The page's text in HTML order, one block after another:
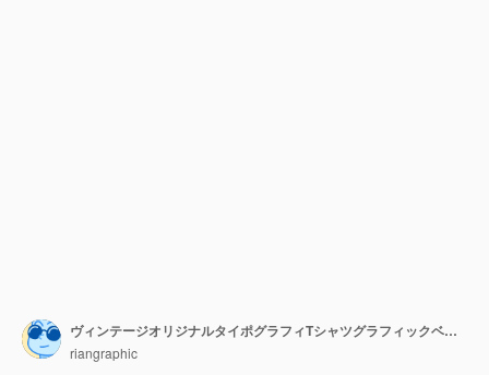
ヴィンテージオリジナルタイポグラフィTシャツグラフィックベクトル
riangraphic